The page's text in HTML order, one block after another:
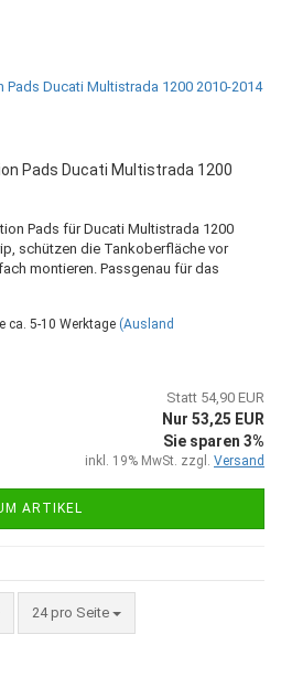
Pads Ducati Multistrada 1200
Pads für Ducati Multistrada 1200
schützen die Tankoberfläche vor
montieren. Passgenau für das
ca. 5-10 Werktage (Ausland
Statt 54,90 EUR
Nur 53,25 EUR
Sie sparen 3%
inkl. 19% MwSt. zzgl. Versand
ARTIKEL
24 pro Seite
pro Seite